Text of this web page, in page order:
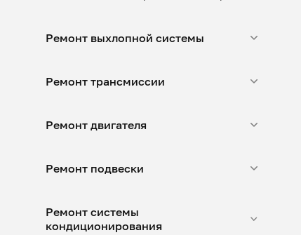
Ремонт выхлопной системы
Ремонт трансмиссии
Ремонт двигателя
Ремонт подвески
Ремонт системы
кондиционирования